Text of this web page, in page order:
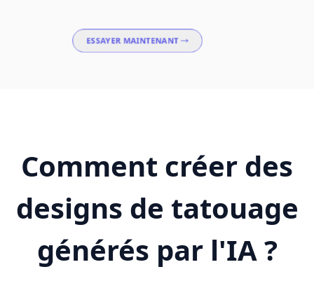
ESSAYER MAINTENANT
Comment créer des
designs de tatouage
générés par l'IA ?